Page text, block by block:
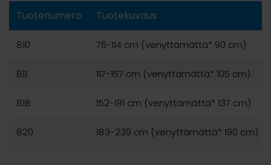
Tuotenumero
Tuotekuvaus
810 76-114 cm (venyttämättä* 90 cm)
811 117-157 cm (venyttämättä* 105 cm)
818 152-191 cm (venyttämättä* 137 cm)
820 183-239 cm (venyttämättä* 190 cm)